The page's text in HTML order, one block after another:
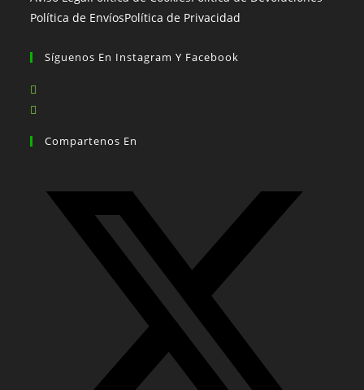
Política de EnvíosPolítica de Privacidad
Síguenos En Instagram Y Facebook
una
pestaña
en
nueva
pestaña
Compartenos En